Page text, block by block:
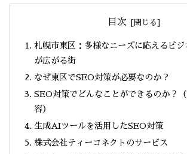
目次
札幌市東区：多様なニーズに応えるビジ
が広がる街
なぜ東区でSEO対策が必要なのか？
SEO対策でどんなことができるのか？
容）
生成AIツールを活用したSEO対策
株式会社ティーコネクトのサービス